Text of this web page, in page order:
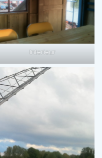
Interieur